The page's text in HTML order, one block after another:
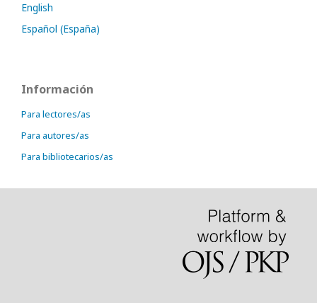
English
Español (España)
Información
Para lectores/as
Para autores/as
Para bibliotecarios/as